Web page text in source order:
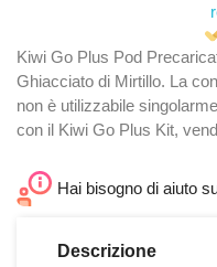
Kiwi Go Plus Pod
Ghiacciato di Mirtillo. La
non è utilizzabile
con il Kiwi Go Plus Kit,
Hai bisogno di aiuto
Descrizione